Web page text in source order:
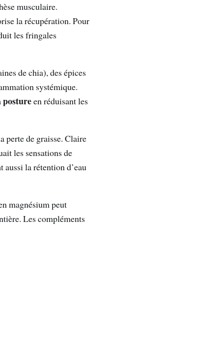
musculaire.
la récupération. Pour
les fringales
de chia), des épices
systémique.
postureen réduisant les
perte de graisse. Claire
les sensations de
la rétention d’eau
magnésium peut
Les compléments